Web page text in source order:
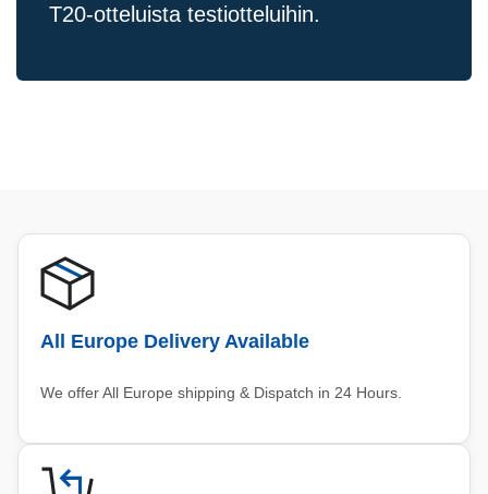
T20-otteluista testiotteluihin.
All Europe Delivery Available
We offer All Europe shipping & Dispatch in 24 Hours.